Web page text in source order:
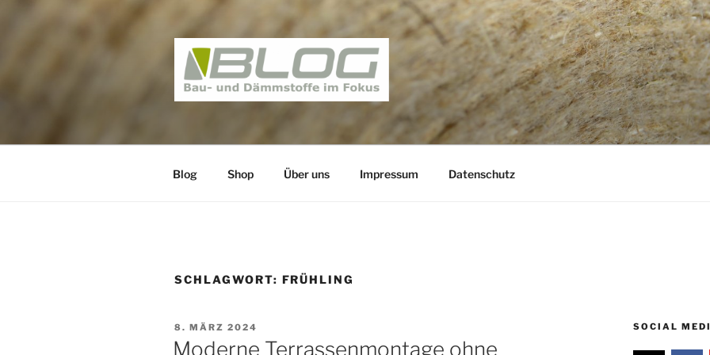
BAUNATIV – BLOG
Blog Shop Über uns Impressum Datenschutz
SCHLAGWORT: FRÜHLING
VERÖFFENTLICHT
AM
8. MÄRZ 2024
Moderne Terrassenmontage ohne
SOCIAL